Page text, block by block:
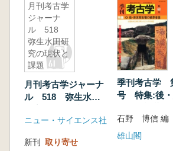
月刊考古学
ジャーナ
ル 518
弥生水田研
究の現状と
課題
月刊考古学ジャーナ
ル 518 弥生水田
ニュー・サイエンス社
新刊 取り寄せ
季刊考古学
号 特集:後・
石野 博信 編
雄山閣